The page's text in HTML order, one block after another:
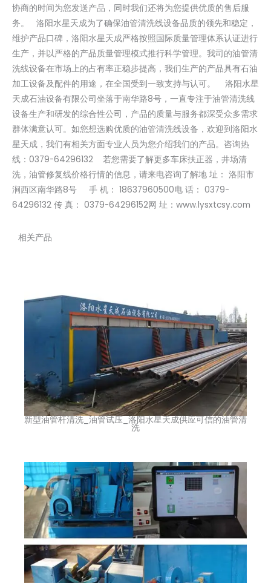
协商的时间为您发送产品，同时我们还将为您提供优质的售后服
务。 洛阳水星天成为了确保油管清洗线设备品质的领先和稳定，
维护产品口碑，洛阳水星天成严格按照国际质量管理体系认证进行
生产，并以严格的产品质量管理模式推行科学管理。我司的油管清
洗线设备在市场上的占有率正稳步提高，我们生产的产品具有石油
加工设备及配件的用途，在全国受到一致支持与认可。 洛阳水星
天成石油设备有限公司坐落于南华路8号，一直专注于油管清洗线
设备生产和研发的综合性公司，产品的质量与服务都深受众多需求
群体满意认可。如您想选购优质的油管清洗线设备，欢迎到洛阳水
星天成，我们有相关方面专业人员为您介绍我们的产品。咨询热
线：0379-64296132 若您需要了解更多车床扶正器，井场清
洗，油管修复线价格行情的信息，请来电咨询了解地 址： 洛阳市
涧西区南华路8号 手 机： 18637960500电 话： 0379-
64296132 传 真： 0379-64296152网 址：www.lysxtcsy.com
相关产品
新型油管杆清洗_油管试压_洛阳水星天成供应可信的油管清
洗